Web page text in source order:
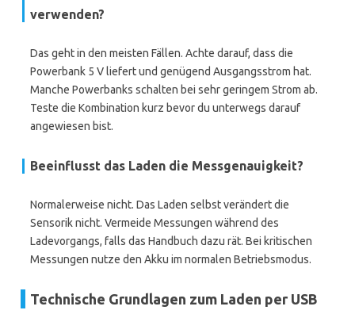
verwenden?
Das geht in den meisten Fällen. Achte darauf, dass die
Powerbank 5 V liefert und genügend Ausgangsstrom hat.
Manche Powerbanks schalten bei sehr geringem Strom ab.
Teste die Kombination kurz bevor du unterwegs darauf
angewiesen bist.
Beeinflusst das Laden die Messgenauigkeit?
Normalerweise nicht. Das Laden selbst verändert die
Sensorik nicht. Vermeide Messungen während des
Ladevorgangs, falls das Handbuch dazu rät. Bei kritischen
Messungen nutze den Akku im normalen Betriebsmodus.
Technische Grundlagen zum Laden per USB